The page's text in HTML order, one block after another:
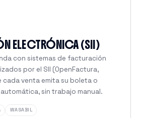
ELECTRÓNICA (SII)
con sistemas de facturación
por el SII (OpenFactura,
cada venta emita su boleta o
sin trabajo manual.
WASABIL